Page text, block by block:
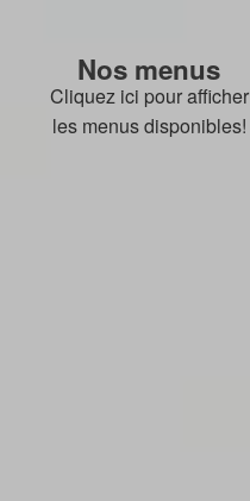
Nos menus
Cliquez ici pour afficher
les menus disponibles!